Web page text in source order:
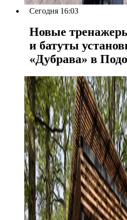
Сегодня 16:03
Новые
и батуты
«Дубрава» в